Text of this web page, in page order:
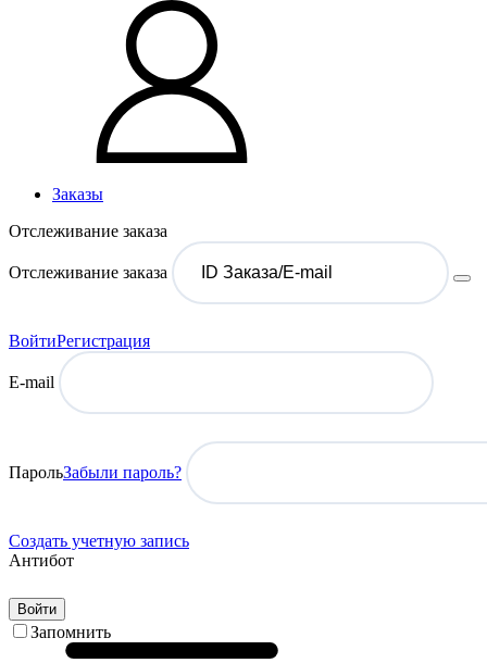
Заказы
Отслеживание заказа
Отслеживание заказа
ВойтиРегистрация
E-mail
ПарольЗабыли пароль?
Создать учетную запись
Антибот
Войти
Запомнить